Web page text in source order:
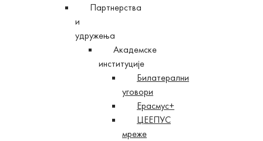
Партнерства
и
удружења
Академске
институције
Билатерални
уговори
Ерасмус+
ЦЕЕПУС
мреже